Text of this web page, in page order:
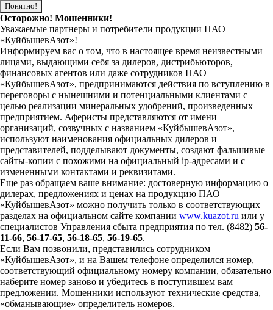
Понятно!
Осторожно! Мошенники!
Уважаемые партнеры и потребители продукции ПАО
«КуйбышевАзот»!
Информируем вас о том, что в настоящее время неизвестными
лицами, выдающими себя за дилеров, дистрибьюторов,
финансовых агентов или даже сотрудников ПАО
«КуйбышевАзот», предпринимаются действия по вступлению в
переговоры с нынешними и потенциальными клиентами с
целью реализации минеральных удобрений, произведенных
предприятием. Аферисты представляются от имени
организаций, созвучных с названием «КуйбышевАзот»,
используют наименования официальных дилеров и
представителей, подделывают документы, создают фальшивые
сайты-копии с похожими на официальный ip-адресами и с
измененными контактами и реквизитами.
Еще раз обращаем ваше внимание: достоверную информацию о
дилерах, предложениях и ценах на продукцию ПАО
«КуйбышевАзот» можно получить только в соответствующих
разделах на официальном сайте компании www.kuazot.ru или у
специалистов Управления сбыта предприятия по тел. (8482) 56-
11-66, 56-17-65, 56-18-65, 56-19-65.
Если Вам позвонили, представились сотрудником
«КуйбышевАзот», и на Вашем телефоне определился номер,
соответствующий официальному номеру компании, обязательно
наберите номер заново и убедитесь в поступившем вам
предложении. Мошенники используют технические средства,
«обманывающие» определитель номеров.